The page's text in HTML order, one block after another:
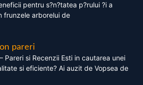
pentru s?n?tatea p?rului ?i a
frunzele arborelui de
pareri
Pareri si Recenzii Esti in cautarea unei
si eficiente? Ai auzit de Vopsea de